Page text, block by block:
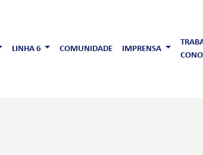
LINHA 6 COMUNIDADE IMPRENSA